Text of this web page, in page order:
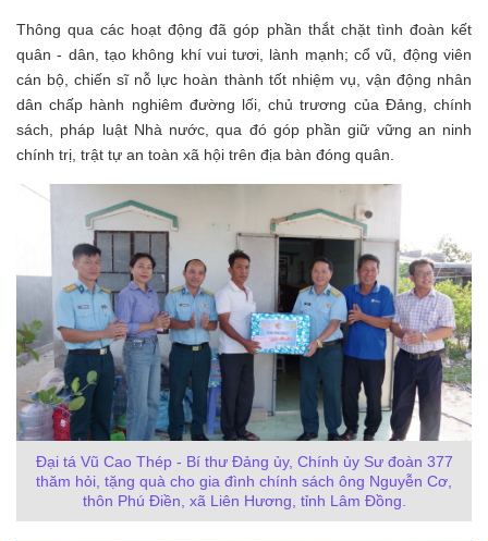
Thông qua các hoạt động đã góp phần thắt chặt tình đoàn kết
quân - dân, tạo không khí vui tươi, lành mạnh; cổ vũ, động viên
cán bộ, chiến sĩ nỗ lực hoàn thành tốt nhiệm vụ, vận động nhân
dân chấp hành nghiêm đường lối, chủ trương của Đảng, chính
sách, pháp luật Nhà nước, qua đó góp phần giữ vững an ninh
chính trị, trật tự an toàn xã hội trên địa bàn đóng quân.
Đại tá Vũ Cao Thép - Bí thư Đảng ủy, Chính ủy Sư đoàn 377
thăm hỏi, tặng quà cho gia đình chính sách ông Nguyễn Cơ,
thôn Phú Điền, xã Liên Hương, tỉnh Lâm Đồng.